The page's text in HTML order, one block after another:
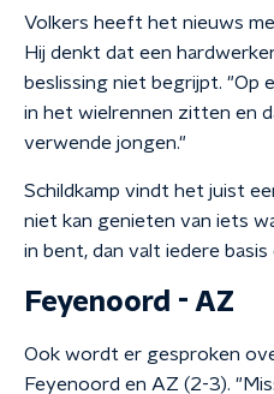
Volkers heeft het nieuws
Hij denkt dat een
beslissing niet begrijpt.
in het wielrennen zitten en
verwende jongen."
Schildkamp vindt het juist
niet kan genieten van iets
in bent, dan valt iedere
Feyenoord - AZ
Ook wordt er gesproken
Feyenoord en AZ (2-3).